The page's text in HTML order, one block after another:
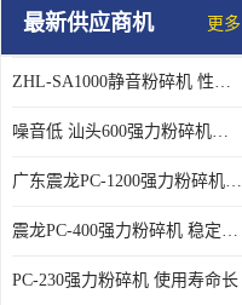
最新供应商机 更多
ZHL-SA1000静音粉碎机 性能稳定
噪音低 汕头600强力粉碎机直供
广东震龙PC-1200强力粉碎机 物超所值
震龙PC-400强力粉碎机 稳定性好
PC-230强力粉碎机 使用寿命长